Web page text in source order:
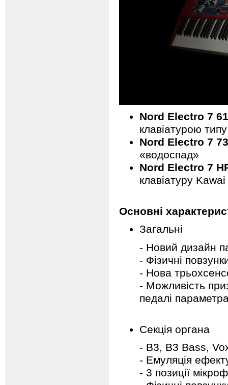
Nord Electro 7 61
клавіатурою
Nord Electro 7
«водоспад»
Nord Electro 7
клавіатуру
Основні
Загальні
- Новий дизайн
- Фізичні
- Нова
- Можливість
педалі
Секція органа
- B3, B3 Bass,
- Емуляція
- 3 позиції